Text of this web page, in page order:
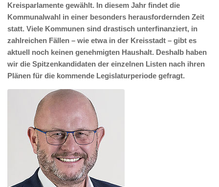
Kreisparlamente gewählt. In diesem Jahr findet die
Kommunalwahl in einer besonders herausfordernden Zeit
statt. Viele Kommunen sind drastisch unterfinanziert, in
zahlreichen Fällen – wie etwa in der Kreisstadt – gibt es
aktuell noch keinen genehmigten Haushalt. Deshalb haben
wir die Spitzenkandidaten der einzelnen Listen nach ihren
Plänen für die kommende Legislaturperiode gefragt.